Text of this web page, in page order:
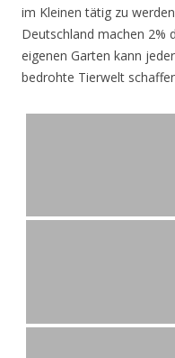
im Kleinen tätig zu
Deutschland machen 2%
eigenen Garten kann
bedrohte Tierwelt